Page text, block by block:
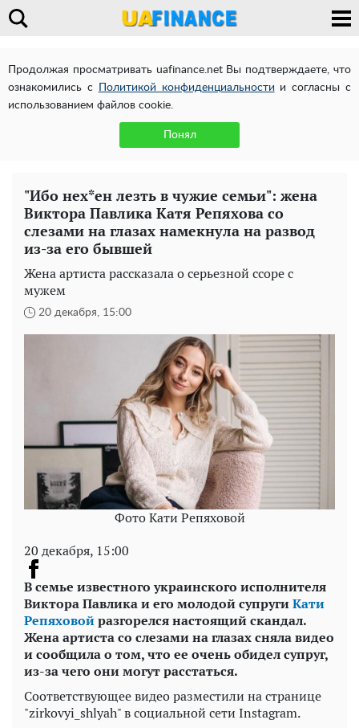
Продолжая просматривать uafinance.net Вы подтверждаете, что
ознакомились с
Политикой конфиденциальности и согласны с
использованием файлов cookie.
Понял
"Ибо нех*ен лезть в чужие семьи": жена
Виктора Павлика Катя Репяхова со
слезами на глазах намекнула на развод
из-за его бывшей
Жена артиста рассказала о серьезной ссоре с
мужем
20 декабря, 15:00
Фото Кати Репяховой
20 декабря, 15:00
В семье известного украинского исполнителя
Виктора Павлика и его молодой супругиКати
Репяховойразгорелся настоящий скандал.
Жена артиста со слезами на глазах сняла видео
и сообщила о том, что ее очень обидел супруг,
из-за чего они могут расстаться.
Соответствующее видео разместили на странице
"zirkovyi_shlyah" в социальной сети Instagram.